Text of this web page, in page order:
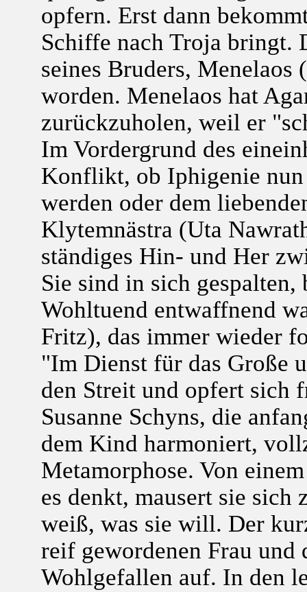
opfern. Erst dann
Schiffe nach Troja bringt.
seines Bruders,
worden. Menelaos hat
zurückzuholen, weil er
Im Vordergrund des
Konflikt, ob Iphigenie
werden oder dem
Klytemnästra (Uta
ständiges Hin- und Her
Sie sind in sich gespalten,
Wohltuend entwaffnend
Fritz), das immer wieder
"Im Dienst für das Große
den Streit und opfert
Susanne Schyns, die
dem Kind harmoniert,
Metamorphose. Von
es denkt, mausert sie sich
weiß, was sie will. Der
reif gewordenen Frau
Wohlgefallen auf. In den